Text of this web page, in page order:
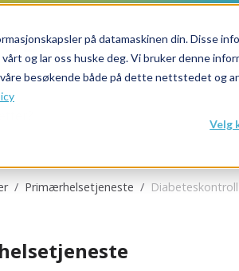
på datamaskinen din. Disse
og lar oss huske deg. Vi bruker denne
besøkende både på dette nettstedet og
Velg
Primærhelsetjeneste Diabeteskontroll